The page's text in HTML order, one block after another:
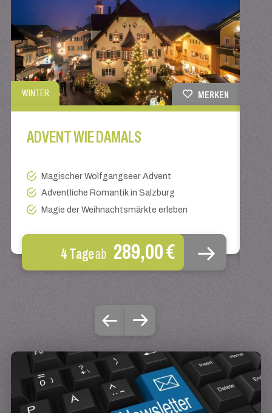
WINTER MERKEN
ADVENT WIE DAMALS
Magischer Wolfgangseer Advent
Adventliche Romantik in Salzburg
Magie der Weihnachtsmärkte erleben
4 Tageab 289,00 €